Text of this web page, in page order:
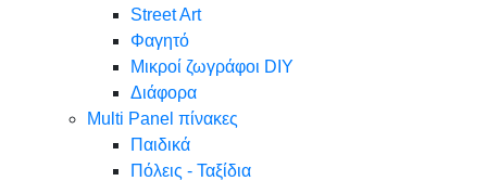
Street Art
Φαγητό
Μικροί ζωγράφοι DIY
Διάφορα
Multi Panel πίνακες
Παιδικά
Πόλεις - Ταξίδια